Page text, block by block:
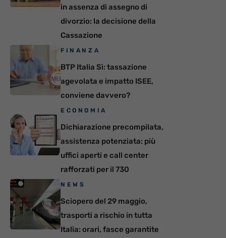
in assenza di assegno di
divorzio: la decisione della
Cassazione
FINANZA
BTP Italia Sì: tassazione
agevolata e impatto ISEE,
conviene davvero?
ECONOMIA
Dichiarazione precompilata,
assistenza potenziata: più
uffici aperti e call center
rafforzati per il 730
NEWS
Sciopero del 29 maggio,
trasporti a rischio in tutta
Italia: orari, fasce garantite